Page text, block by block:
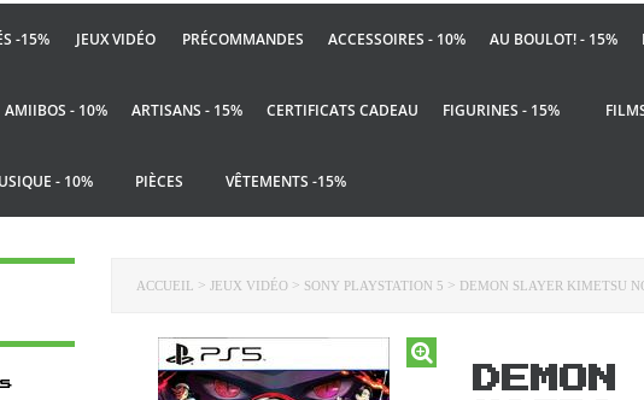
-15% JEUX VIDÉO PRÉCOMMANDES ACCESSOIRES - 10% AU BOULOT! - 15%
AMIIBOS - 10% ARTISANS - 15% CERTIFICATS CADEAU FIGURINES - 15%
- 10% PIÈCES VÊTEMENTS -15%
ACCUEIL > JEUX VIDÉO > SONY PLAYSTATION 5 > DEMON SLAYER KIMETSU